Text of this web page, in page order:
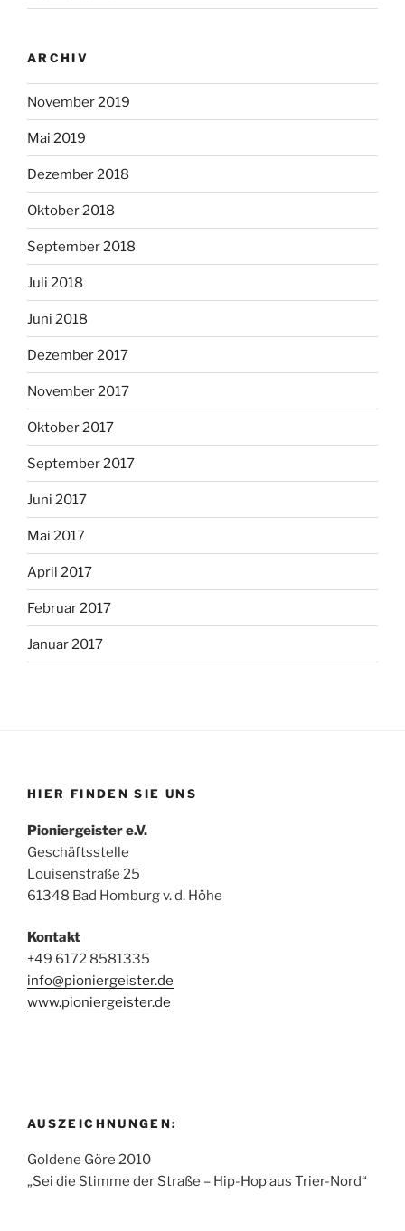
ARCHIV
November 2019
Mai 2019
Dezember 2018
Oktober 2018
September 2018
Juli 2018
Juni 2018
Dezember 2017
November 2017
Oktober 2017
September 2017
Juni 2017
Mai 2017
April 2017
Februar 2017
Januar 2017
HIER FINDEN SIE UNS
Pioniergeister e.V.
Geschäftsstelle
Louisenstraße 25
61348 Bad Homburg v. d. Höhe
Kontakt
+49 6172 8581335
info@pioniergeister.de
www.pioniergeister.de
AUSZEICHNUNGEN:
Goldene Göre 2010
„Sei die Stimme der Straße – Hip-Hop aus Trier-Nord“